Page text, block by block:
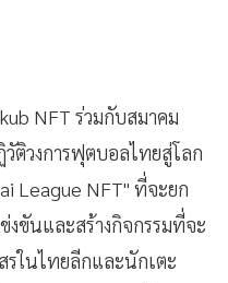
NFT ร่วมกับสมาคม
ติวงการฟุตบอลไทยสู่โลก
League NFT" ที่จะยก
งขันและสร้างกิจกรรมที่จะ
ในไทยลีกและนักเตะ